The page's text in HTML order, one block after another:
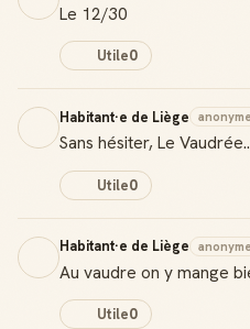
Le 12/30
Utile0
Habitant·e de Liège anonyme
Sans hésiter, Le
Utile0
Habitant·e de Liège anonyme
Au vaudre on y mange
Utile0
Reconnaissance
Deviens une référence
Notifications
Sois notifié quand ton
Créer mon